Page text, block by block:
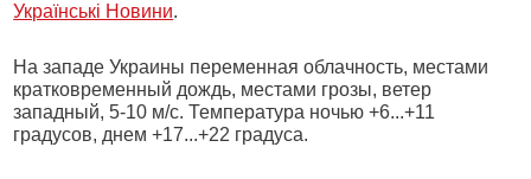
Українські Новини.
На западе Украины переменная облачность, местами
кратковременный дождь, местами грозы, ветер
западный, 5-10 м/с. Температура ночью +6...+11
градусов, днем +17...+22 градуса.